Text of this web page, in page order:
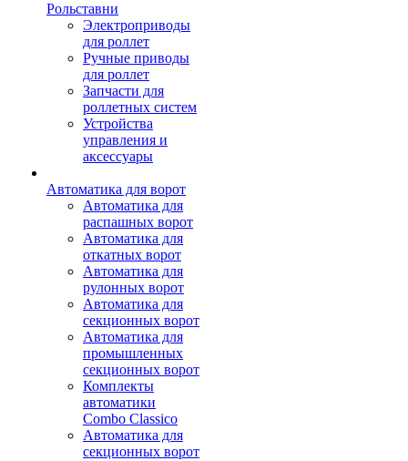
Рольставни
Электроприводы
для роллет
Ручные приводы
для роллет
Запчасти для
роллетных систем
Устройства
управления и
аксессуары
Автоматика для ворот
Автоматика для
распашных ворот
Автоматика для
откатных ворот
Автоматика для
рулонных ворот
Автоматика для
секционных ворот
Автоматика для
промышленных
секционных ворот
Комплекты
автоматики
Combo Classico
Автоматика для
секционных ворот